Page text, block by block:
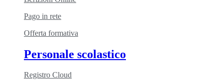
Pago in rete
Offerta formativa
Personale scolastico
Registro Cloud